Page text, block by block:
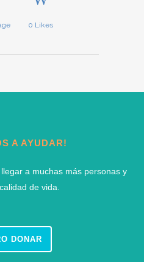
0 Likes
A AYUDAR!
a muchas más personas y
de vida.
DONAR